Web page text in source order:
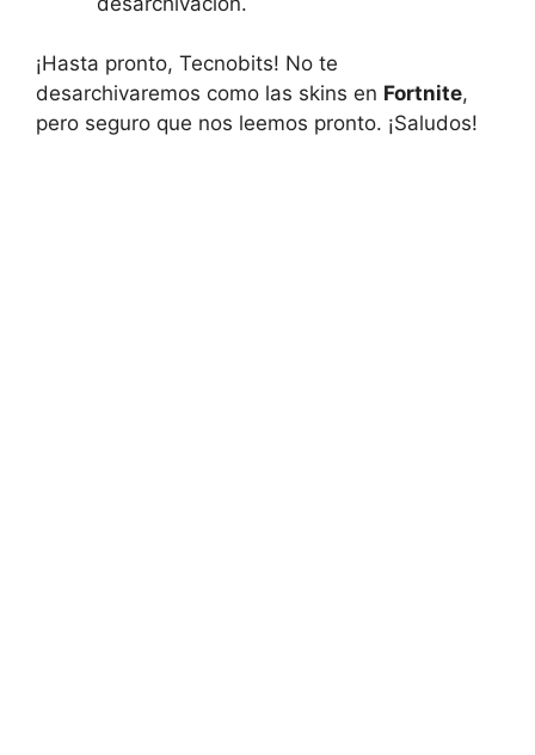
¡Hasta pronto, Tecnobits! No te
desarchivaremos como las skins en Fortnite,
pero seguro que nos leemos pronto. ¡Saludos!